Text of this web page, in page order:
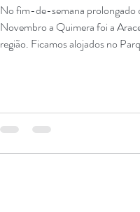
No fim-de-semana prolongado
Novembro a Quimera foi a
região. Ficamos alojados no
para tendas e caravanas, com
bungalows e casas rurais